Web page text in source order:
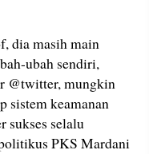
dia masih main
ubah sendiri,
@twitter, mungkin
sistem keamanan
sukses selalu
PKS Mardani